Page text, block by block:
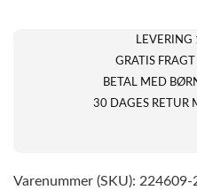
GRATIS
BETAL MED
30 DAGES RETUR
Varenummer (SKU): 224609-